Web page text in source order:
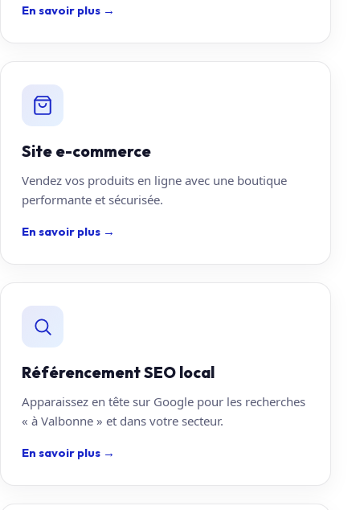
En savoir plus →
Site e-commerce
Vendez vos produits en ligne avec une boutique
performante et sécurisée.
En savoir plus →
Référencement SEO local
Apparaissez en tête sur Google pour les recherches
« à Valbonne » et dans votre secteur.
En savoir plus →